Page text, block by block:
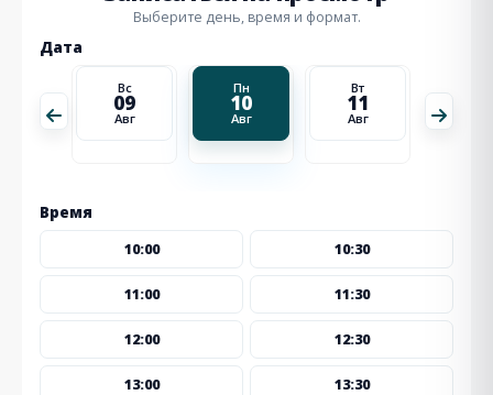
Выберите день, время и формат.
Дата
Вс
09
Авг
Пн
10
Авг
Вт
11
Авг
Время
10:00 10:30
11:00 11:30
12:00 12:30
13:00 13:30